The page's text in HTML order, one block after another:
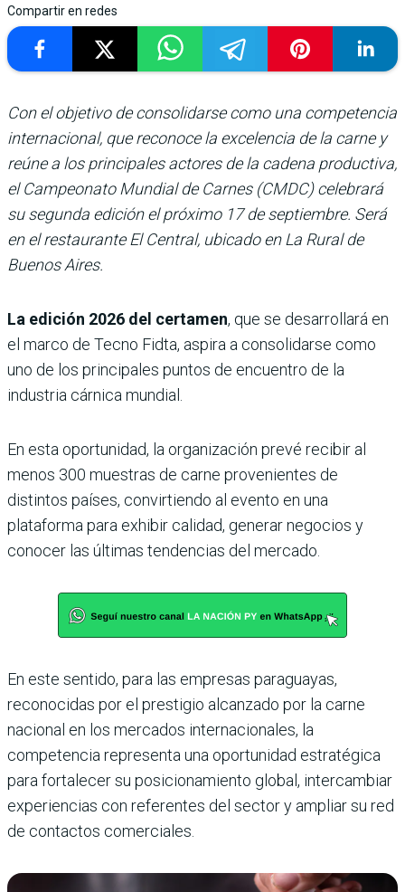
Compartir en redes
Con el objetivo de consolidarse como una competencia
internacional, que reconoce la excelencia de la carne y
reúne a los principales actores de la cadena productiva,
el Campeonato Mundial de Carnes (CMDC) celebrará
su segunda edición el próximo 17 de septiembre. Será
en el restaurante El Central, ubicado en La Rural de
Buenos Aires.
La edición 2026 del certamen, que se desarrollará en
el marco de Tecno Fidta, aspira a consolidarse como
uno de los principales puntos de encuentro de la
industria cárnica mundial.
En esta oportunidad, la organización prevé recibir al
menos 300 muestras de carne provenientes de
distintos países, convirtiendo al evento en una
plataforma para exhibir calidad, generar negocios y
conocer las últimas tendencias del mercado.
En este sentido, para las empresas paraguayas,
reconocidas por el prestigio alcanzado por la carne
nacional en los mercados internacionales, la
competencia representa una oportunidad estratégica
para fortalecer su posicionamiento global, intercambiar
experiencias con referentes del sector y ampliar su red
de contactos comerciales.